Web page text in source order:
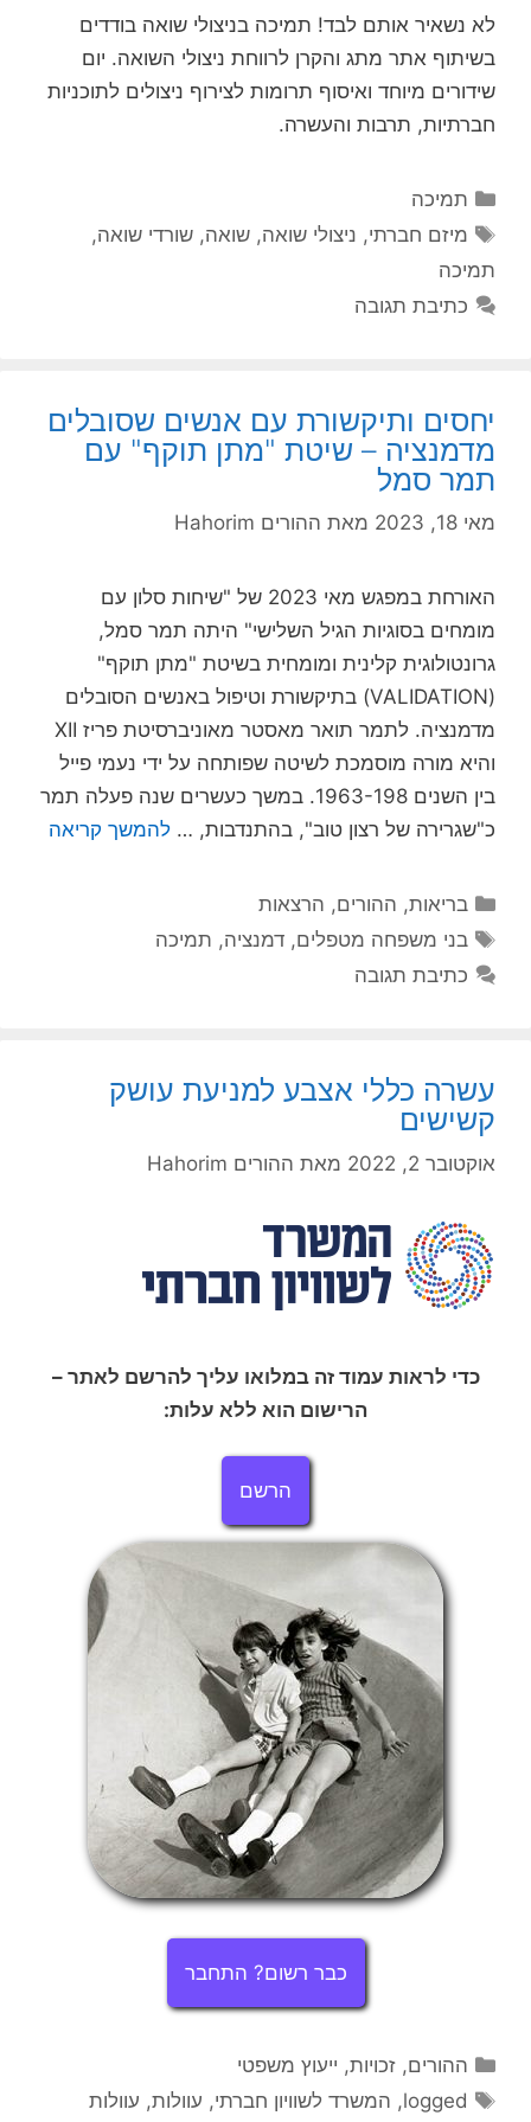
לא נשאיר אותם לבד! תמיכה בניצולי שואה בודדים
בשיתוף אתר מתג והקרן לרווחת ניצולי השואה. יום
שידורים מיוחד ואיסוף תרומות לצירוף ניצולים לתוכניות
חברתיות, תרבות והעשרה.
קטגוריות
תמיכה
תגיות
מיזם חברתי, ניצולי שואה,שואה,שורדי שואה,
תמיכה
כתיבת תגובה
יחסים ותיקשורת עם אנשים שסובלים
מדמנציה – שיטת "מתן תוקף" עם
תמר סמל
מאי 18, 2023 מאת ההורים Hahorim
האורחת במפגש מאי 2023 של "שיחות סלון עם
מומחים בסוגיות הגיל השלישי" היתה תמר סמל,
גרונטולוגית קלינית ומומחית בשיטת "מתן תוקף"
(VALIDATION) בתיקשורת וטיפול באנשים הסובלים
מדמנציה. לתמר תואר מאסטר מאוניברסיטת פריז XII
והיא מורה מוסמכת לשיטה שפותחה על ידי נעמי פייל
בין השנים 1963-198. במשך כעשרים שנה פעלה תמר
כ"שגרירה של רצון טוב", בהתנדבות, … להמשך קריאה
קטגוריות
בריאות, ההורים, הרצאות
תגיות
בני משפחה מטפלים,דמנציה, תמיכה
כתיבת תגובה
עשרה כללי אצבע למניעת עושק
קשישים
אוקטובר 2, 2022 מאת ההורים Hahorim
כדי לראות עמוד זה במלואו עליך להרשם לאתר –
הרישום הוא ללא עלות:
הרשם
כבר רשום? התחבר
קטגוריות
ההורים,זכויות, ייעוץ משפטי
תגיות
logged
, המשרד לשוויון חברתי, עוולות, עוולות